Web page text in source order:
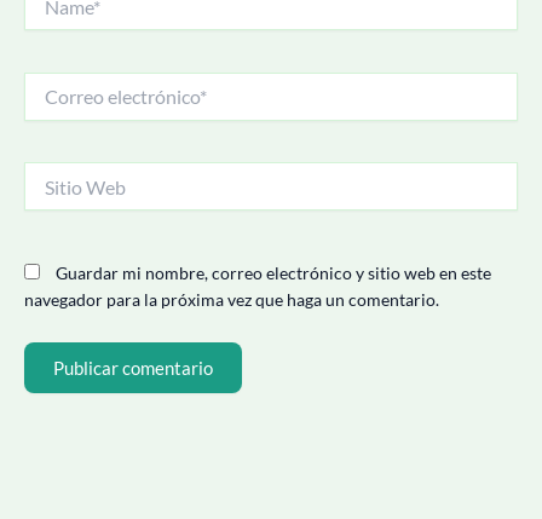
electrónico*
Web
Guardar mi nombre, correo electrónico y sitio web en este
navegador para la próxima vez que haga un comentario.